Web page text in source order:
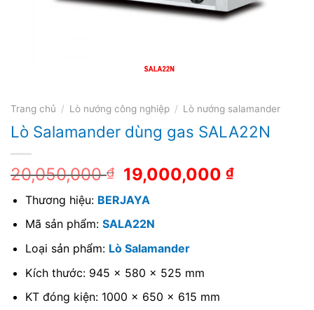
Trang chủ / Lò nướng công nghiệp / Lò nướng salamander
Lò Salamander dùng gas SALA22N
20,050,000₫ 19,000,000₫
Thương hiệu: BERJAYA
Mã sản phẩm: SALA22N
Loại sản phẩm: Lò Salamander
Kích thước: 945 x 580 x 525 mm
KT đóng kiện: 1000 x 650 x 615 mm